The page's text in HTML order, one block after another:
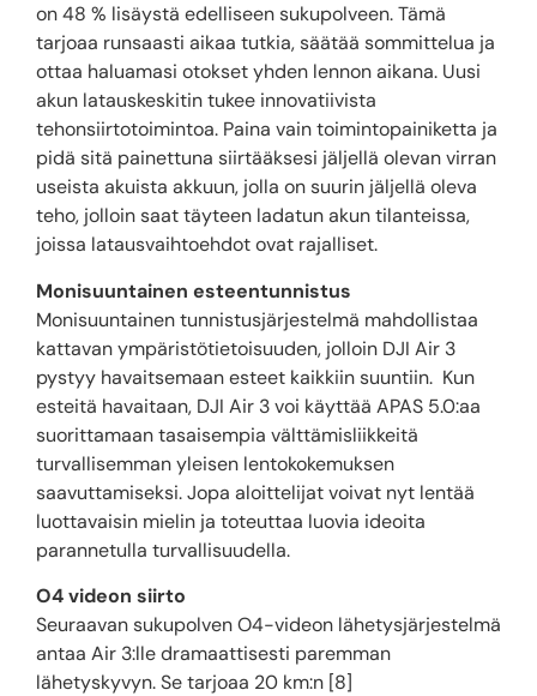
on 48 % lisäystä edelliseen sukupolveen. Tämä
tarjoaa runsaasti aikaa tutkia, säätää sommittelua ja
ottaa haluamasi otokset yhden lennon aikana. Uusi
akun latauskeskitin tukee innovatiivista
tehonsiirtotoimintoa. Paina vain toimintopainiketta ja
pidä sitä painettuna siirtääksesi jäljellä olevan virran
useista akuista akkuun, jolla on suurin jäljellä oleva
teho, jolloin saat täyteen ladatun akun tilanteissa,
joissa latausvaihtoehdot ovat rajalliset.
Monisuuntainen esteentunnistus
Monisuuntainen tunnistusjärjestelmä mahdollistaa
kattavan ympäristötietoisuuden, jolloin DJI Air 3
pystyy havaitsemaan esteet kaikkiin suuntiin. Kun
esteitä havaitaan, DJI Air 3 voi käyttää APAS 5.0:aa
suorittamaan tasaisempia välttämisliikkeitä
turvallisemman yleisen lentokokemuksen
saavuttamiseksi. Jopa aloittelijat voivat nyt lentää
luottavaisin mielin ja toteuttaa luovia ideoita
parannetulla turvallisuudella.
O4 videon siirto
Seuraavan sukupolven O4-videon lähetysjärjestelmä
antaa Air 3:lle dramaattisesti paremman
lähetyskyvyn. Se tarjoaa 20 km:n [8]